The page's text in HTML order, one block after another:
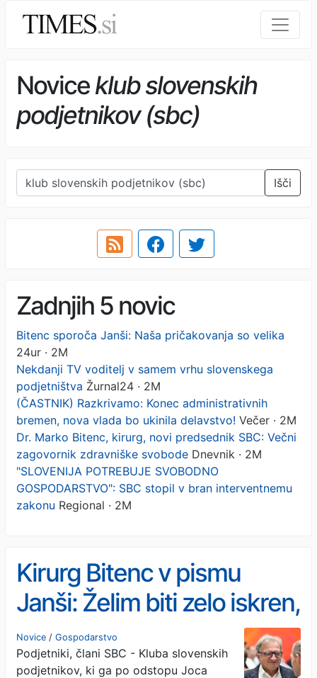
Noviceklub slovenskih
podjetnikov (sbc)
Išči
Zadnjih 5 novic
Bitenc sporoča Janši: Naša pričakovanja so velika
24ur · 2M
Nekdanji TV voditelj v samem vrhu slovenskega
podjetništva Žurnal24 · 2M
(ČASTNIK) Razkrivamo: Konec administrativnih
bremen, nova vlada bo ukinila delavstvo! Večer · 2M
Dr. Marko Bitenc, kirurg, novi predsednik SBC: Večni
zagovornik zdravniške svobode Dnevnik · 2M
"SLOVENIJA POTREBUJE SVOBODNO
GOSPODARSTVO": SBC stopil v bran interventnemu
zakonu Regional · 2M
Kirurg Bitenc v pismu
Janši: Želim biti zelo iskren,
naša pričakovanja so
velika
Novice / Gospodarstvo
Podjetniki, člani SBC - Kluba slovenskih
podjetnikov, ki ga po odstopu Joca